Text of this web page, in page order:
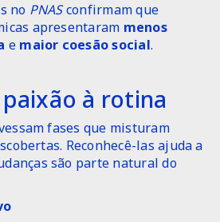
no PNASconfirmam que
apresentaram menos
e maior coesão social.
à rotina
fases que misturam
Reconhecê-las ajuda a
são parte natural do